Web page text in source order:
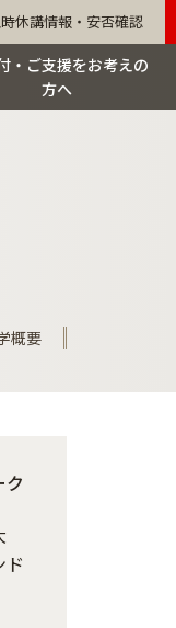
休講情報・安否確認
・ご支援をお考えの
方へ
概要